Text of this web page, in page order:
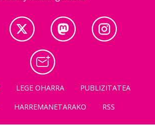
LEGE OHARRA
PUBLIZITATEA
HARREMANETARAKO RSS